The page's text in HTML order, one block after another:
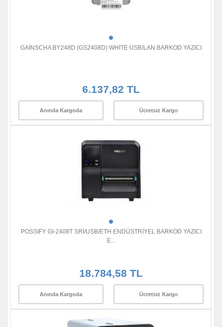
GAİNSCHA BY248D (GS2408D) WHİTE USB/LAN BARKOD YAZICI
6.137,82 TL
Anında Kargoda Ücretsiz Kargo
POSSIFY GI-2408T SRİ/USB/ETH ENDÜSTRİYEL BARKOD YAZICI
E...
18.784,58 TL
Anında Kargoda Ücretsiz Kargo